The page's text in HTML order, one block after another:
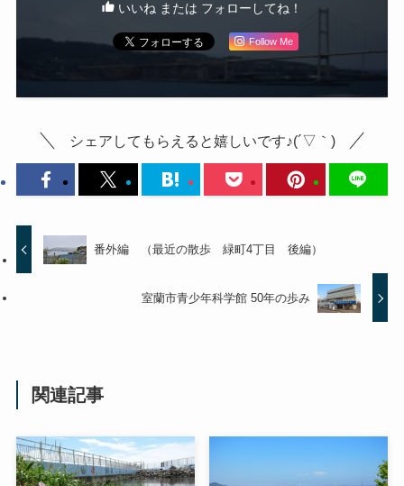
いいね または フォローしてね！
Follow Me
シェアしてもらえると嬉しいです♪(´▽｀)
番外編 （最近の散歩 緑町4丁目 後編）
室蘭市青少年科学館 50年の歩み
関連記事